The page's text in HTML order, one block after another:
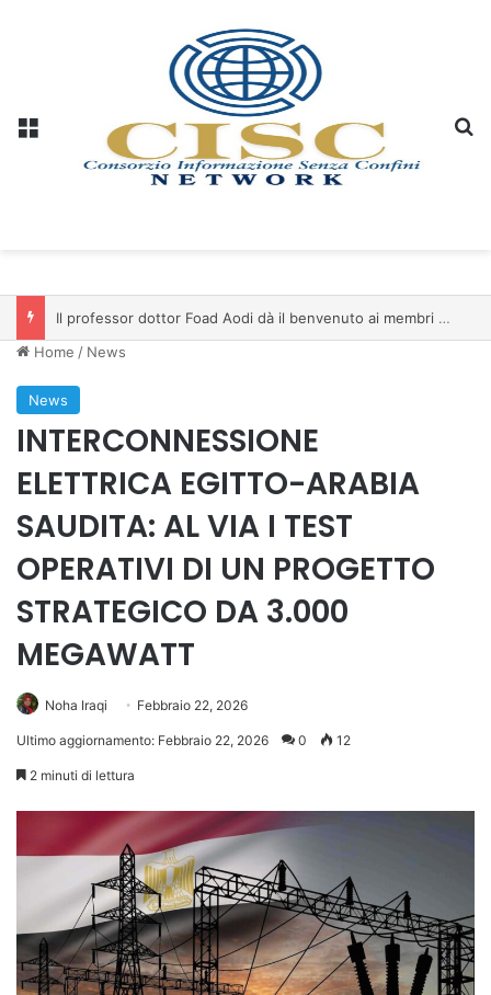
Il professor dottor Foad Aodi dà il benvenuto ai membri del Comitato per le Scienze delle Piramidi e le Scienze Archeologiche…
Home / News
News
INTERCONNESSIONE
ELETTRICA EGITTO-ARABIA
SAUDITA: AL VIA I TEST
OPERATIVI DI UN PROGETTO
STRATEGICO DA 3.000
MEGAWATT
Noha Iraqi Febbraio 22, 2026
Ultimo aggiornamento: Febbraio 22, 2026 0 12
2 minuti di lettura